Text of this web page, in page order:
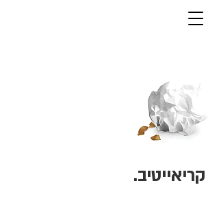
קריאייטיב.